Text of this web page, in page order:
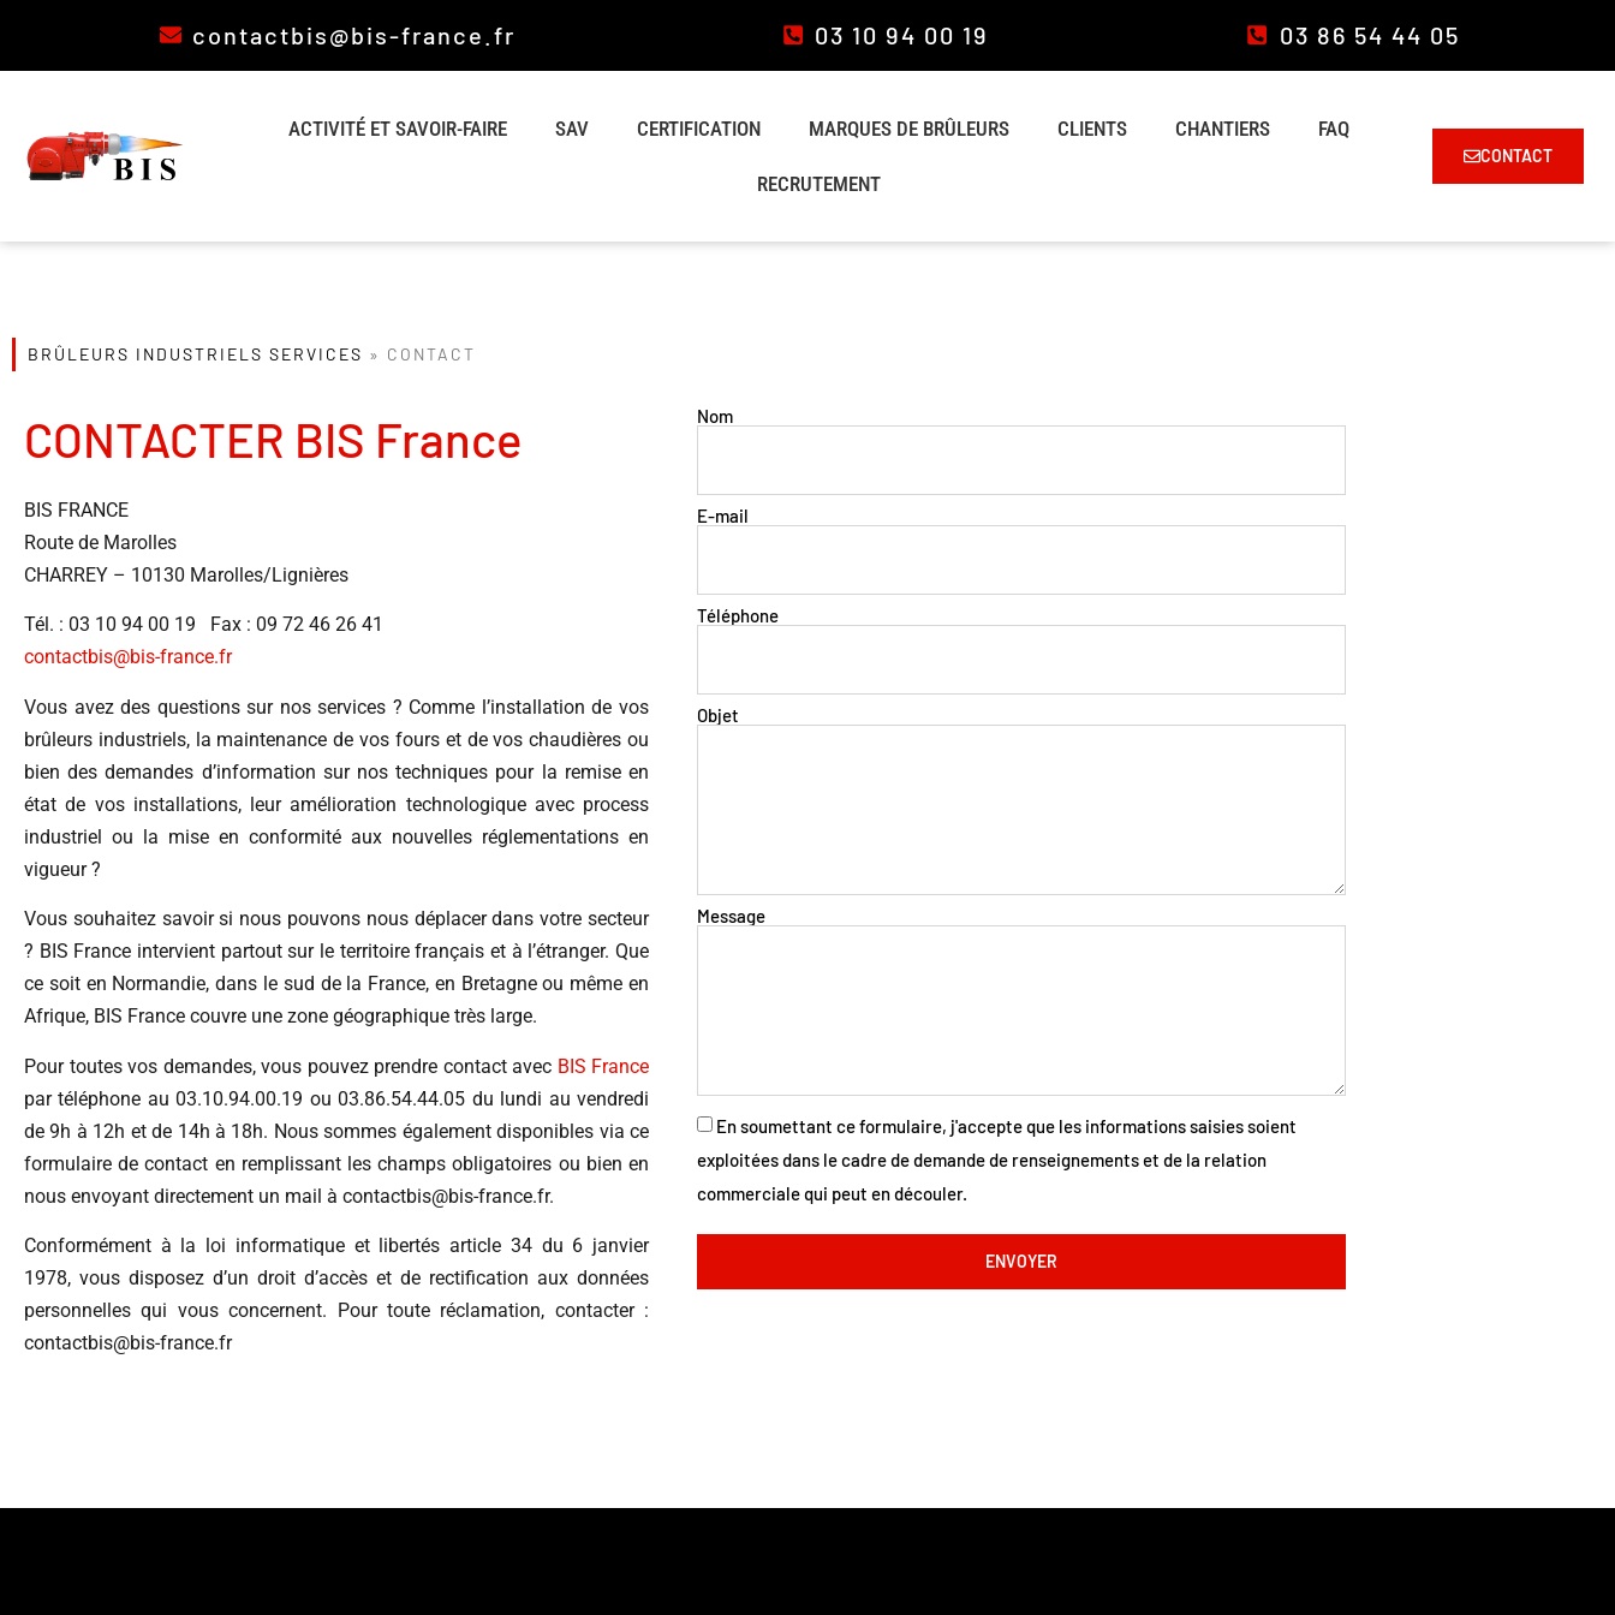
contactbis@bis-france.fr 03 10 94 00 19 03 86 54 44 05
ACTIVITÉ ET SAVOIR-FAIRE SAV CERTIFICATION MARQUES DE BRÛLEURS CLIENTS CHANTIERS FAQ
RECRUTEMENT
CONTACT
BRÛLEURS INDUSTRIELS SERVICES » CONTACT
CONTACTER BIS France
BIS FRANCE
Route de Marolles
CHARREY – 10130 Marolles/Lignières
Tél. : 03 10 94 00 19 Fax : 09 72 46 26 41
contactbis@bis-france.fr
Vous avez des questions sur nos services ? Comme l’installation de vos
brûleurs industriels, la maintenance de vos fours et de vos chaudières ou
bien des demandes d’information sur nos techniques pour la remise en
état de vos installations, leur amélioration technologique avec process
industriel ou la mise en conformité aux nouvelles réglementations en
vigueur ?
Vous souhaitez savoir si nous pouvons nous déplacer dans votre secteur
? BIS France intervient partout sur le territoire français et à l’étranger. Que
ce soit en Normandie, dans le sud de la France, en Bretagne ou même en
Afrique, BIS France couvre une zone géographique très large.
Pour toutes vos demandes, vous pouvez prendre contact avec BIS France
par téléphone au 03.10.94.00.19 ou 03.86.54.44.05 du lundi au vendredi
de 9h à 12h et de 14h à 18h. Nous sommes également disponibles via ce
formulaire de contact en remplissant les champs obligatoires ou bien en
nous envoyant directement un mail à contactbis@bis-france.fr.
Conformément à la loi informatique et libertés article 34 du 6 janvier
1978, vous disposez d’un droit d’accès et de rectification aux données
personnelles qui vous concernent. Pour toute réclamation, contacter :
contactbis@bis-france.fr
Nom
E-mail
Téléphone
Objet
Message
En soumettant ce formulaire, j'accepte que les informations saisies soient
exploitées dans le cadre de demande de renseignements et de la relation
commerciale qui peut en découler.
ENVOYER